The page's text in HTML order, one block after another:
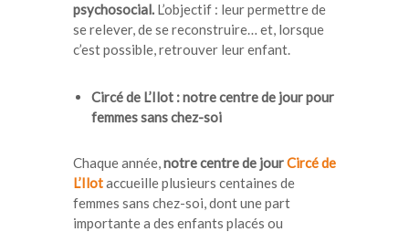
psychosocial. L’objectif : leur permettre de
se relever, de se reconstruire… et, lorsque
c’est possible, retrouver leur enfant.
Circé de L’Ilot : notre centre de jour pour
femmes sans chez-soi
Chaque année,notre centre de jourCircé de
L’Ilotaccueille plusieurs centaines de
femmes sans chez-soi, dont une part
importante a des enfants placés ou